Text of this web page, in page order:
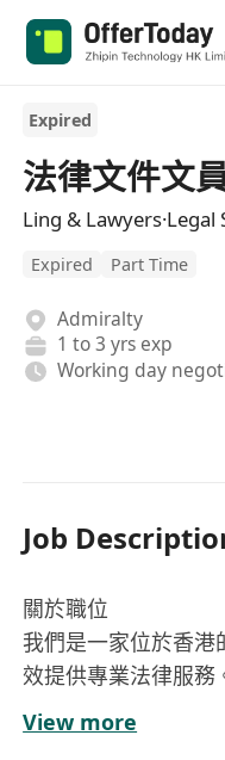
Expired
法律文件文
Ling & Lawyers·Legal
Expired Part Time
Admiralty
1 to 3 yrs exp
Working day
Job
關於職位
我們是一家位於香
效提供專業法律服務
們現正招聘一名責任
團隊。
View more